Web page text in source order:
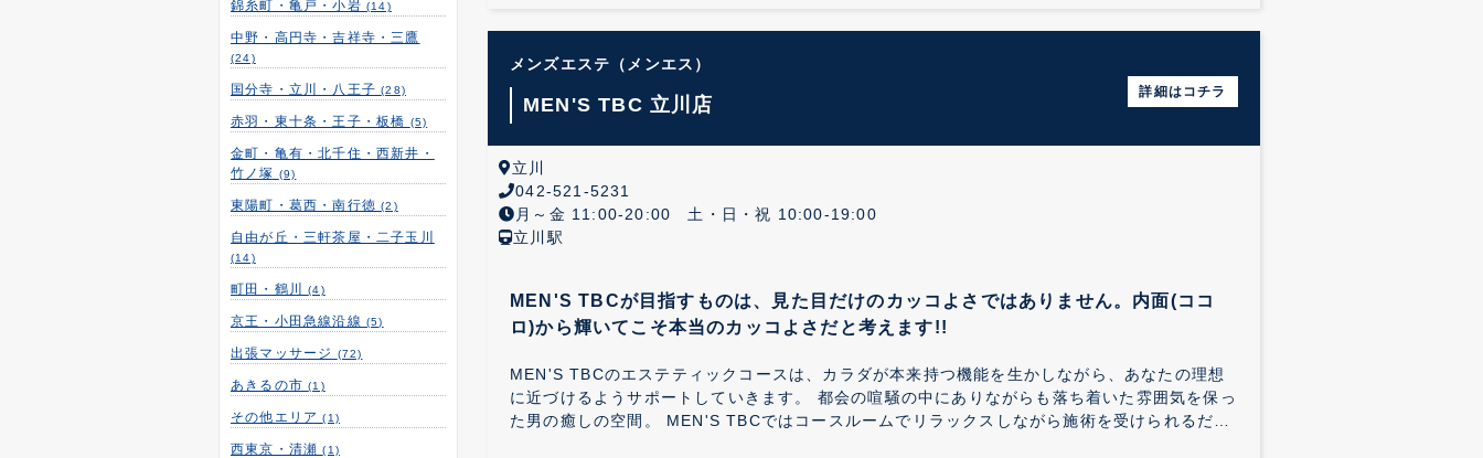
メンズエステ （メンエス）
MEN'S TBC 立川店
詳細はコチラ
立川
042-521-5231
月～金 11:00-20:00 土・日・祝 10:00-19:00
立川駅
MEN'S TBCが目指すものは、見た目だけのカッコよさではありません。内面(ココ
ロ)から輝いてこそ本当のカッコよさだと考えます!!
MEN'S TBCのエステティックコースは、カラダが本来持つ機能を生かしながら、あなたの理想
に近づけるようサポートしていきます。 都会の喧騒の中にありながらも落ち着いた雰囲気を保っ
た男の癒しの空間。 MEN'S TBCではコースルームでリラックスしながら施術を受けられるだけ
錦糸町・亀戸・小岩 (14)
中野・高円寺・吉祥寺・三鷹
(24)
国分寺・立川・八王子(28)
赤羽・東十条・王子・板橋 (5)
金町・亀有・北千住・西新井・
竹ノ塚 (9)
東陽町・葛西・南行徳(2)
自由が丘・三軒茶屋・二子玉川
(14)
町田・鶴川(4)
京王・小田急線沿線 (5)
出張マッサージ (72)
あきるの市(1)
その他エリア(1)
西東京・清瀬(1)